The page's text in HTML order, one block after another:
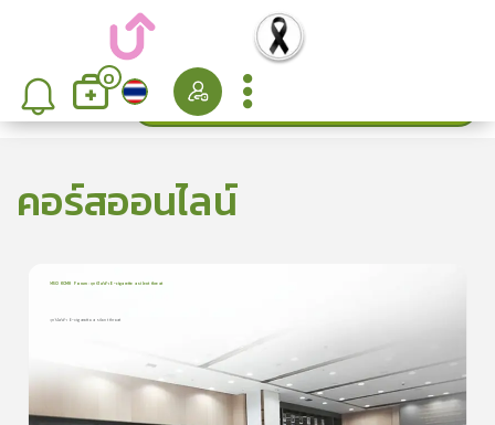
0
เรียงลำดับ
คอร์สออนไลน์
MSO KCMH Forum: บุหรี่ไฟฟ้า E-cigarette a silent threat
บุหรี่ไฟฟ้า E-cigarette a silent threat
1 บทเรียน
บุหรี่ไฟฟ้า E-cigarette a silent threat
0.0 ลำดับ)
ดูรายละเอียดเพิ่มเติม